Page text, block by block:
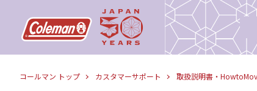
コールマン トップ カスタマーサポート 取扱説明書・